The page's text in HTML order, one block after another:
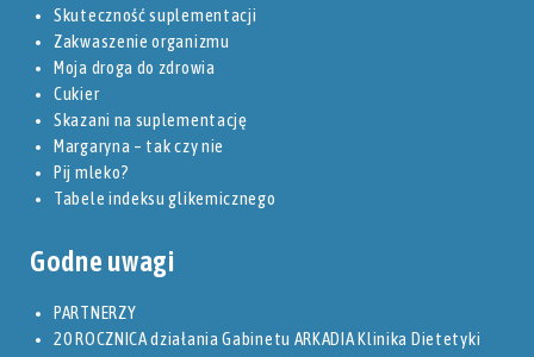
Skuteczność suplementacji
Zakwaszenie organizmu
Moja droga do zdrowia
Cukier
Skazani na suplementację
Margaryna – tak czy nie
Pij mleko?
Tabele indeksu glikemicznego
Godne uwagi
PARTNERZY
20 ROCZNICA działania Gabinetu ARKADIA Klinika Dietetyki